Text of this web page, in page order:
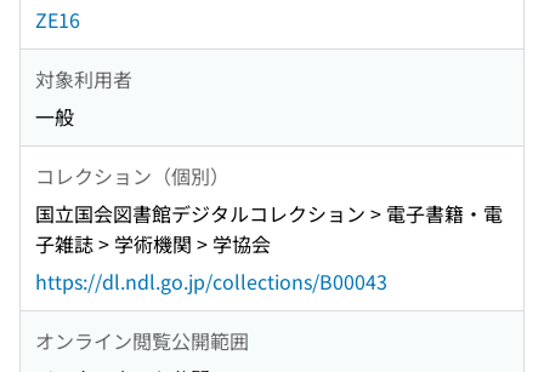
ZE16
対象利用者
一般
コレクション（個別）
国立国会図書館デジタルコレクション > 電子書籍・電
子雑誌 > 学術機関 > 学協会
https://dl.ndl.go.jp/collections/B00043
オンライン閲覧公開範囲